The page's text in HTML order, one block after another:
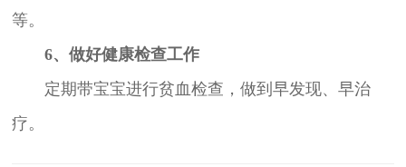
等。
6、做好健康检查工作
定期带宝宝进行贫血检查，做到早发现、早治
疗。